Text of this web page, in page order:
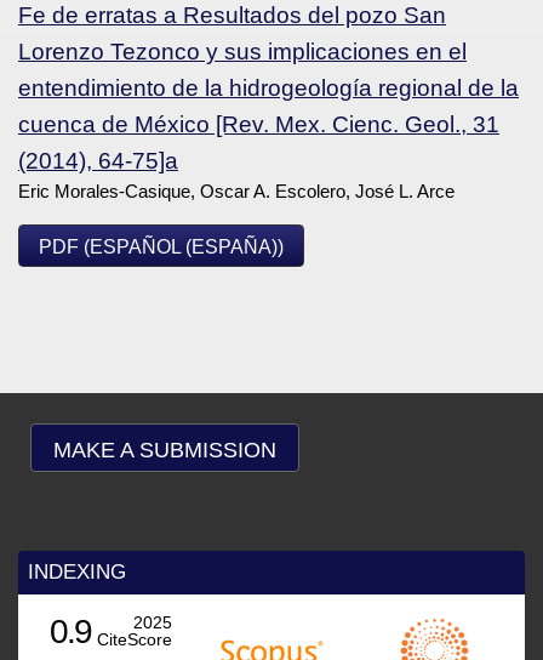
Fe de erratas a Resultados del pozo San
Lorenzo Tezonco y sus implicaciones en el
entendimiento de la hidrogeología regional de la
cuenca de México [Rev. Mex. Cienc. Geol., 31
(2014), 64-75]a
Eric Morales-Casique, Oscar A. Escolero, José L. Arce
PDF (ESPAÑOL (ESPAÑA))
MAKE A SUBMISSION
INDEXING
0.9
2025
CiteScore